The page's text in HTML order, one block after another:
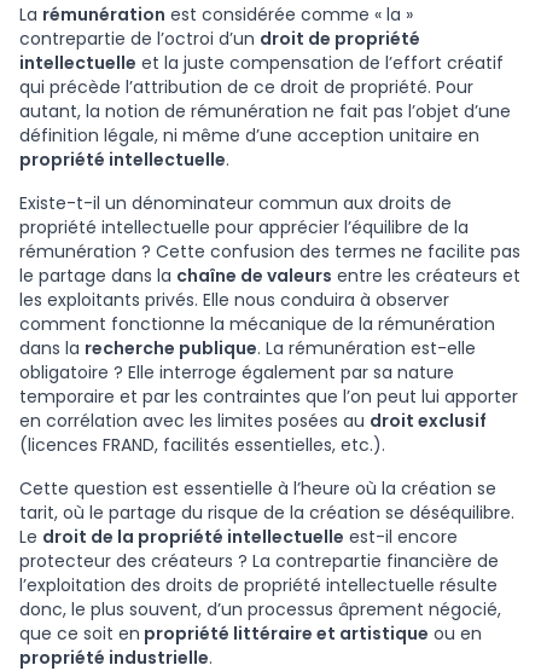
La rémunération est considérée comme « la »
contrepartie de l’octroi d’un droit de propriété
intellectuelle et la juste compensation de l’effort créatif
qui précède l’attribution de ce droit de propriété. Pour
autant, la notion de rémunération ne fait pas l’objet d’une
définition légale, ni même d’une acception unitaire en
propriété intellectuelle.
Existe-t-il un dénominateur commun aux droits de
propriété intellectuelle pour apprécier l’équilibre de la
rémunération ? Cette confusion des termes ne facilite pas
le partage dans la chaîne de valeurs entre les créateurs et
les exploitants privés. Elle nous conduira à observer
comment fonctionne la mécanique de la rémunération
dans la recherche publique. La rémunération est-elle
obligatoire ? Elle interroge également par sa nature
temporaire et par les contraintes que l’on peut lui apporter
en corrélation avec les limites posées au droit exclusif
(licences FRAND, facilités essentielles, etc.).
Cette question est essentielle à l’heure où la création se
tarit, où le partage du risque de la création se déséquilibre.
Le droit de la propriété intellectuelle est-il encore
protecteur des créateurs ? La contrepartie financière de
l’exploitation des droits de propriété intellectuelle résulte
donc, le plus souvent, d’un processus âprement négocié,
que ce soit en propriété littéraire et artistique ou en
propriété industrielle.